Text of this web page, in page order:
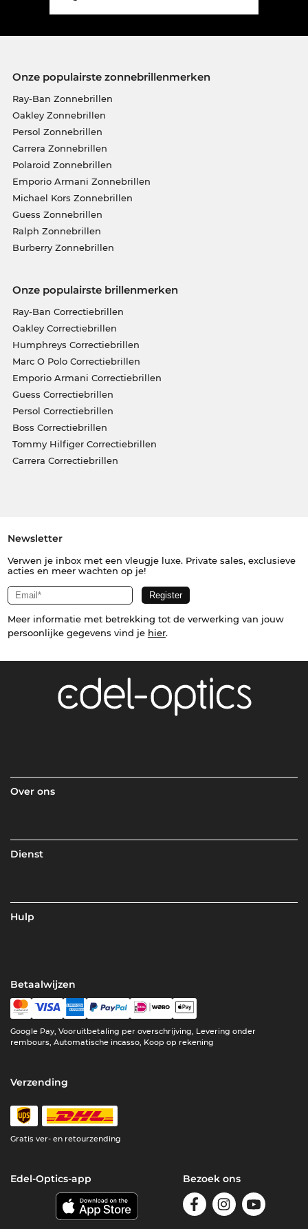
Onze populairste zonnebrillenmerken
Ray-Ban Zonnebrillen
Oakley Zonnebrillen
Persol Zonnebrillen
Carrera Zonnebrillen
Polaroid Zonnebrillen
Emporio Armani Zonnebrillen
Michael Kors Zonnebrillen
Guess Zonnebrillen
Ralph Zonnebrillen
Burberry Zonnebrillen
Onze populairste brillenmerken
Ray-Ban Correctiebrillen
Oakley Correctiebrillen
Humphreys Correctiebrillen
Marc O Polo Correctiebrillen
Emporio Armani Correctiebrillen
Guess Correctiebrillen
Persol Correctiebrillen
Boss Correctiebrillen
Tommy Hilfiger Correctiebrillen
Carrera Correctiebrillen
Newsletter
Verwen je inbox met een vleugje luxe. Private sales, exclusieve
acties en meer wachten op je!
Meer informatie met betrekking tot de verwerking van jouw
persoonlijke gegevens vind je hier.
Over ons
Dienst
Hulp
Betaalwijzen
Google Pay, Vooruitbetaling per overschrijving, Levering onder
rembours, Automatische incasso, Koop op rekening
Verzending
Gratis ver- en retourzending
Edel-Optics-app Bezoek ons